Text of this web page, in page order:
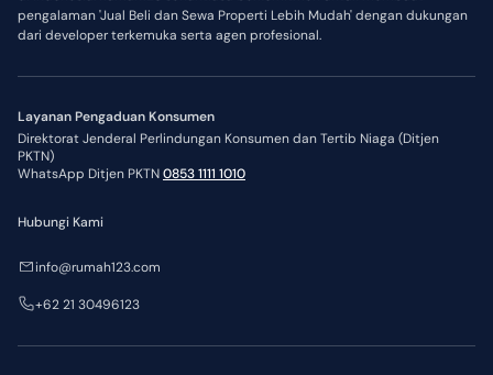
pengalaman 'Jual Beli dan Sewa Properti Lebih Mudah' dengan dukungan
dari developer terkemuka serta agen profesional.
Layanan Pengaduan Konsumen
Direktorat Jenderal Perlindungan Konsumen dan Tertib Niaga (Ditjen
PKTN)
WhatsApp Ditjen PKTN0853 1111 1010
Hubungi Kami
info@rumah123.com
+62 21 30496123